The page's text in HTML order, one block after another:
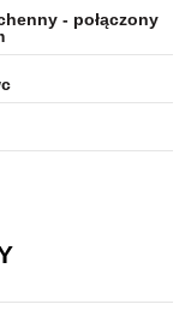
- połączony